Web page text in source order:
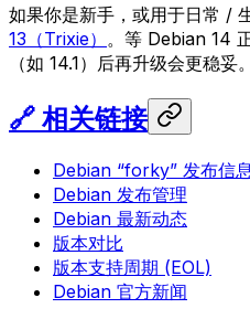
如果你是新手，或用于日常 /
13（Trixie） 。等 Debian 14
（如 14.1）后再升级会更稳妥。
🔗 相关链接
Debian “forky” 发布信息
Debian 发布管理
Debian 最新动态
版本对比
版本支持周期 (EOL)
Debian 官方新闻